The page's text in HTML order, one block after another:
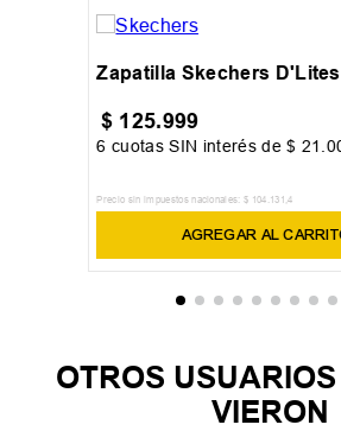
Zapatilla Skechers
$ 125.999
6 cuotas SIN interés de$ 21
Precio sin impuestos nacionales: $ 104 .131 ,4
AGREGAR AL
OTROS
VIERON